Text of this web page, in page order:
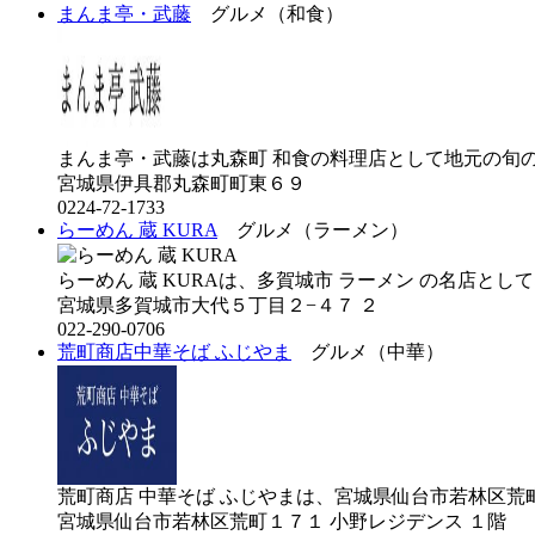
まんま亭・武藤 グルメ（和食）
まんま亭・武藤は丸森町 和食の料理店として地元の旬
宮城県伊具郡丸森町町東６９
0224-72-1733
らーめん 蔵 KURA グルメ（ラーメン）
らーめん 蔵 KURAは、多賀城市 ラーメン の名店とし
宮城県多賀城市大代５丁目２−４７ ２
022-290-0706
荒町商店中華そば ふじやま
グルメ（中華）
荒町商店 中華そば ふじやまは、宮城県仙台市若林区荒
宮城県仙台市若林区荒町１７１ 小野レジデンス １階